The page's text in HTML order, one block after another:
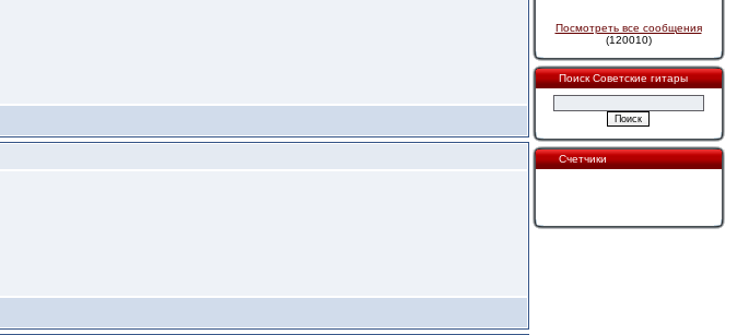
Посмотреть все сообщения
(120010)
Поиск Советские гитары
Счетчики